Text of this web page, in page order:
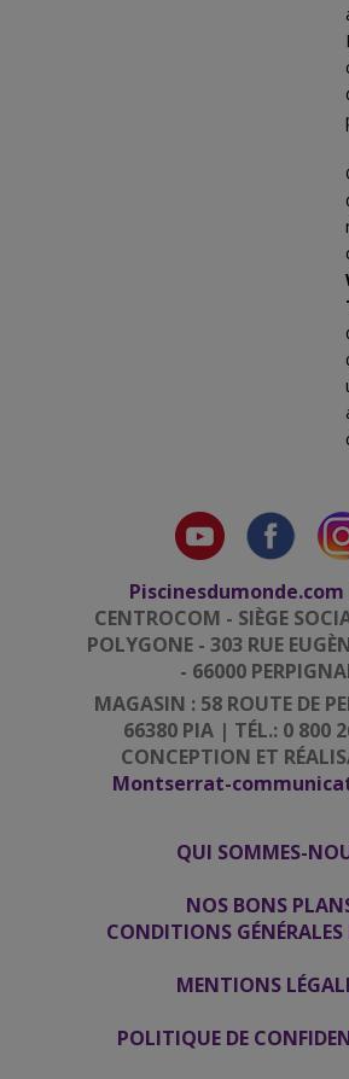
Piscinesdumonde.com
CENTROCOM - SIÈGE
POLYGONE - 303 RUE
- 66000
MAGASIN : 58 ROUTE DE
66380 PIA | TÉL.: 0 800
CONCEPTION ET
Montserrat-
QUI SOMMES-
NOS BONS
CONDITIONS GÉNÉRALES
MENTIONS
POLITIQUE DE